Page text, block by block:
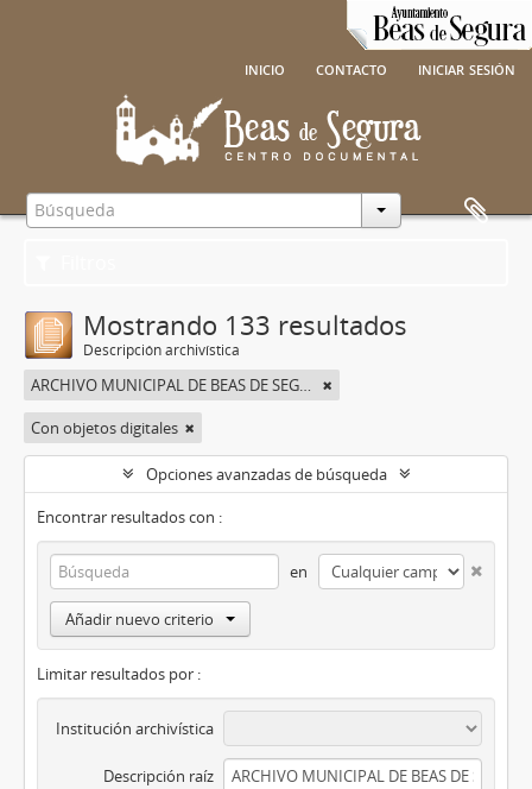
inicio contacto iniciar sesión
Mostrando 133 resultados
Descripción archivística
ARCHIVO MUNICIPAL DE BEAS DE SEGURA
Con objetos digitales
Opciones avanzadas de búsqueda
Encontrar resultados con :
en
Añadir nuevo criterio
Limitar resultados por :
Institución archivística
Descripción raíz